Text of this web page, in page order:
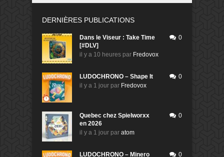
DERNIÈRES PUBLICATIONS
Dans le Viseur : Take Time
[#DLV]
il y a 10 heures par Fredovox
0
LUDOCHRONO – Shape It
il y a 1 jour par Fredovox
0
Quebec chez Spielworxx
en 2026
il y a 1 jour par atom
0
LUDOCHRONO – Minero
0